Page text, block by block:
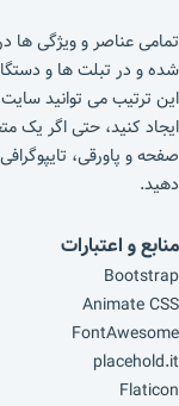
تمامی عناصر و ویژگی ها
شده و در تبلت ها و
این ترتیب می توانید
ایجاد کنید، حتی اگر یک
صفحه و پاورقی،
دهید.
منابع و اعتبارات
Bootstrap
Animate CSS
FontAwesome
placehold.it
Flaticon